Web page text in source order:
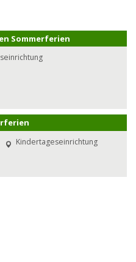
Sommerferien
Kindertageseinrichtung